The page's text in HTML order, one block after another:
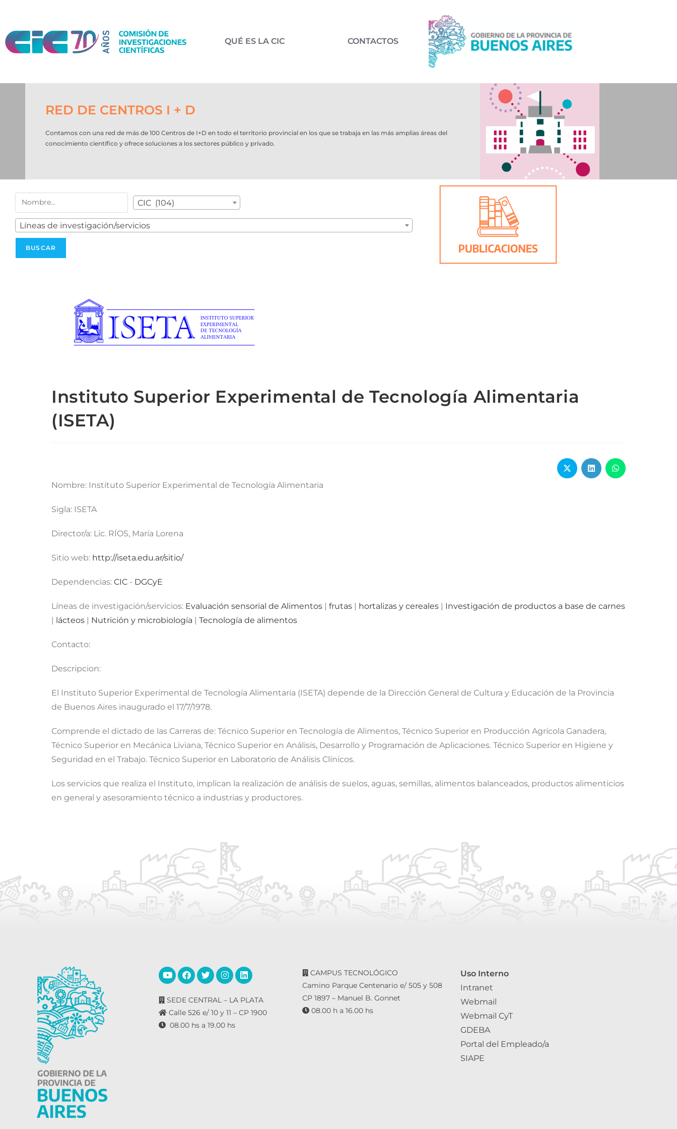
QUÉ ES LA CIC CONTACTOS
RED DE CENTROS I + D
Contamos con una red de más de 100 Centros de I+D en todo el territorio provincial en los que se trabaja en las más amplias áreas del
conocimiento científico y ofrece soluciones a los sectores público y privado.
CIC (104)
Líneas de investigación/servicios
Instituto Superior Experimental de Tecnología Alimentaria
(ISETA)
Nombre: Instituto Superior Experimental de Tecnología Alimentaria
Sigla: ISETA
Director/a: Lic. RÍOS, María Lorena
Sitio web: http://iseta.edu.ar/sitio/
Dependencias: CIC - DGCyE
Líneas de investigación/servicios: Evaluación sensorial de Alimentos | frutas | hortalizas y cereales | Investigación de productos a base de carnes
| lácteos | Nutrición y microbiología | Tecnología de alimentos
Contacto:
Descripcion:
El Instituto Superior Experimental de Tecnología Alimentaria (ISETA) depende de la Dirección General de Cultura y Educación de la Provincia
de Buenos Aires inaugurado el 17/7/1978.
Comprende el dictado de las Carreras de: Técnico Superior en Tecnología de Alimentos, Técnico Superior en Producción Agrícola Ganadera,
Técnico Superior en Mecánica Liviana, Técnico Superior en Análisis, Desarrollo y Programación de Aplicaciones. Técnico Superior en Higiene y
Seguridad en el Trabajo. Técnico Superior en Laboratorio de Análisis Clínicos.
Los servicios que realiza el Instituto, implican la realización de análisis de suelos, aguas, semillas, alimentos balanceados, productos alimenticios
en general y asesoramiento técnico a industrias y productores.
SEDE CENTRAL – LA PLATA
Calle 526 e/ 10 y 11 – CP 1900
08.00 hs a 19.00 hs
CAMPUS TECNOLÓGICO
Camino Parque Centenario e/ 505 y 508
CP 1897 – Manuel B. Gonnet
08.00 h a 16.00 hs
Uso Interno
Intranet
Webmail
Webmail CyT
GDEBA
Portal del Empleado/a
SIAPE